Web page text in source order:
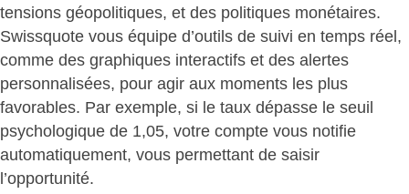
tensions géopolitiques, et des politiques monétaires.
Swissquote vous équipe d’outils de suivi en temps réel,
comme des graphiques interactifs et des alertes
personnalisées, pour agir aux moments les plus
favorables. Par exemple, si le taux dépasse le seuil
psychologique de 1,05, votre compte vous notifie
automatiquement, vous permettant de saisir
l’opportunité.